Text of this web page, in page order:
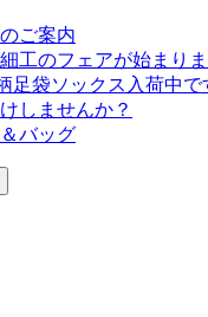
ご案内
工のフェアが始まり
足袋ソックス入荷中で
しませんか？
バッグ